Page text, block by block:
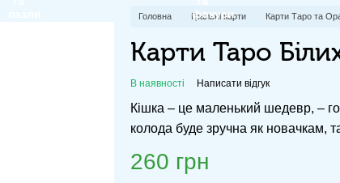
Головна Гральні карти Карти Таро та
Карти Таро
В наявності Написати відгук
Кішка – це маленький шедевр, –
колода буде зручна як новачкам,
260 грн